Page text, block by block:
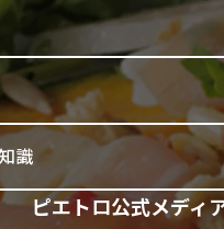
識
ピエトロ公式メディ